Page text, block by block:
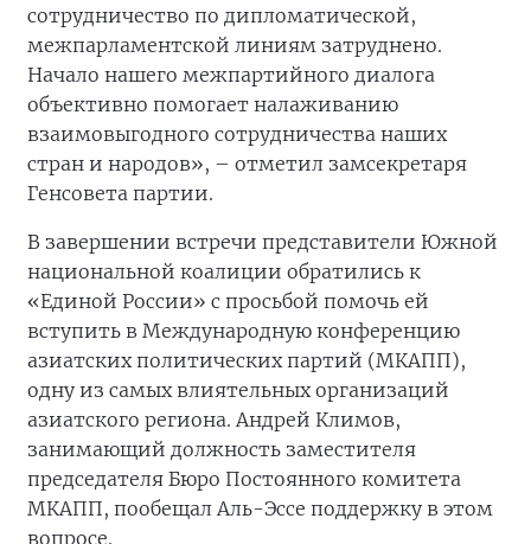
сотрудничество по дипломатической,
межпарламентской линиям затруднено.
Начало нашего межпартийного диалога
объективно помогает налаживанию
взаимовыгодного сотрудничества наших
стран и народов», – отметил замсекретаря
Генсовета партии.
В завершении встречи представители Южной
национальной коалиции обратились к
«Единой России» с просьбой помочь ей
вступить в Международную конференцию
азиатских политических партий (МКАПП),
одну из самых влиятельных организаций
азиатского региона. Андрей Климов,
занимающий должность заместителя
председателя Бюро Постоянного комитета
МКАПП, пообещал Аль-Эссе поддержку в этом
вопросе.